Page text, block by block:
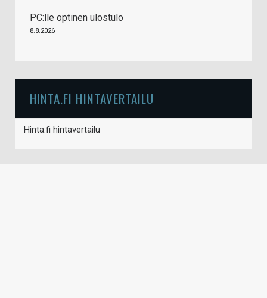
PC:lle optinen ulostulo
8.8.2026
HINTA.FI HINTAVERTAILU
Hinta.fi hintavertailu